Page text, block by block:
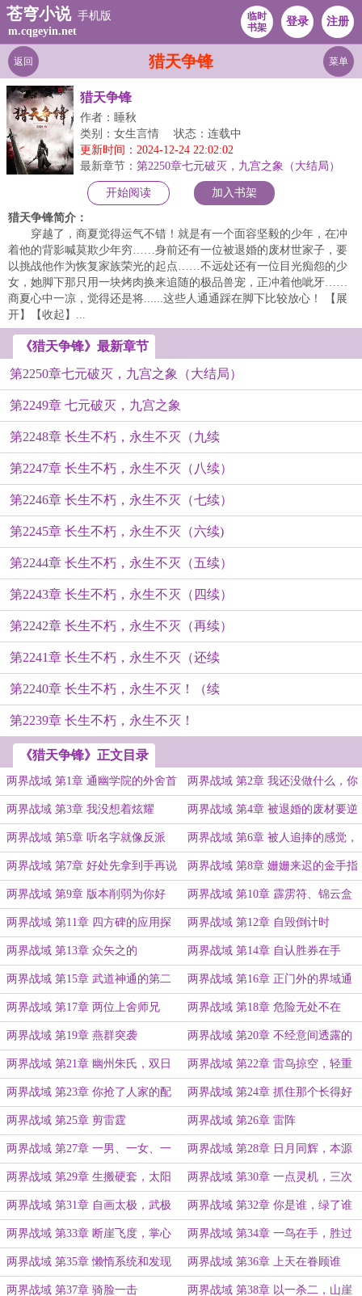
苍穹小说 手机版
m.cqgeyin.net
临时
书架
登录 注册
猎天争锋
返回 菜单
猎天争锋
作者：睡秋
类别：女生言情
状态：连载中
更新时间：2024-12-24 22:02:02
最新章节： 第2250章七元破灭，九宫之象（大结局）
开始阅读 加入书架
猎天争锋简介：
穿越了，商夏觉得运气不错！就是有一个面容坚毅的少年，在冲
着他的背影喊莫欺少年穷……身前还有一位被退婚的废材世家子，要
以挑战他作为恢复家族荣光的起点……不远处还有一位目光痴怨的少
女，她脚下那只用一块烤肉换来追随的极品兽宠，正冲着他呲牙……
商夏心中一凉，觉得还是将......这些人通通踩在脚下比较放心！ 【展
开】【收起】...
《猎天争锋》最新章节
第2250章七元破灭，九宫之象（大结局）
第2249章 七元破灭，九宫之象
第2248章 长生不朽，永生不灭（九续
第2247章 长生不朽，永生不灭（八续）
第2246章 长生不朽，永生不灭（七续）
第2245章 长生不朽，永生不灭（六续)
第2244章 长生不朽，永生不灭（五续）
第2243章 长生不朽，永生不灭（四续）
第2242章 长生不朽，永生不灭（再续）
第2241章 长生不朽，永生不灭（还续
第2240章 长生不朽，永生不灭！（续
第2239章 长生不朽，永生不灭！
《猎天争锋》正文目录
两界战域 第1章 通幽学院的外舍首
席
两界战域 第2章 我还没做什么，你
就……
两界战域 第3章 我没想着炫耀 两界战域 第4章 被退婚的废材要逆
袭
两界战域 第5章 听名字就像反派 两界战域 第6章 被人追捧的感觉，
暗爽
两界战域 第7章 好处先拿到手再说 两界战域 第8章 姗姗来迟的金手指
两界战域 第9章 版本削弱为你好 两界战域 第10章 霹雳符、锦云盒
两界战域 第11章 四方碑的应用探
索
两界战域 第12章 自毁倒计时
两界战域 第13章 众矢之的 两界战域 第14章 自认胜券在手
两界战域 第15章 武道神通的第二
种形态
两界战域 第16章 正门外的界域通
道
两界战域 第17章 两位上舍师兄 两界战域 第18章 危险无处不在
两界战域 第19章 燕群突袭 两界战域 第20章 不经意间透露的
消息
两界战域 第21章 幽州朱氏，双日
横空
两界战域 第22章 雷鸟掠空，轻重
虚实
两界战域 第23章 你抢了人家的配
偶
两界战域 第24章 抓住那个长得好
看的
两界战域 第25章 剪雷霆 两界战域 第26章 雷阵
两界战域 第27章 一男、一女、一
鸟
两界战域 第28章 日月同辉，本源
潮汐
两界战域 第29章 生搬硬套，太阳
太阴
两界战域 第30章 一点灵机，三次
领悟
两界战域 第31章 自画太极，武极
终成
两界战域 第32章 你是谁，绿了谁
两界战域 第33章 断崖飞度，掌心
雷浴
两界战域 第34章 一鸟在手，胜过
所有
两界战域 第35章 懒惰系统和发现
踪迹
两界战域 第36章 上天在眷顾谁
两界战域 第37章 骑脸一击 两界战域 第38章 以一杀二，山崖